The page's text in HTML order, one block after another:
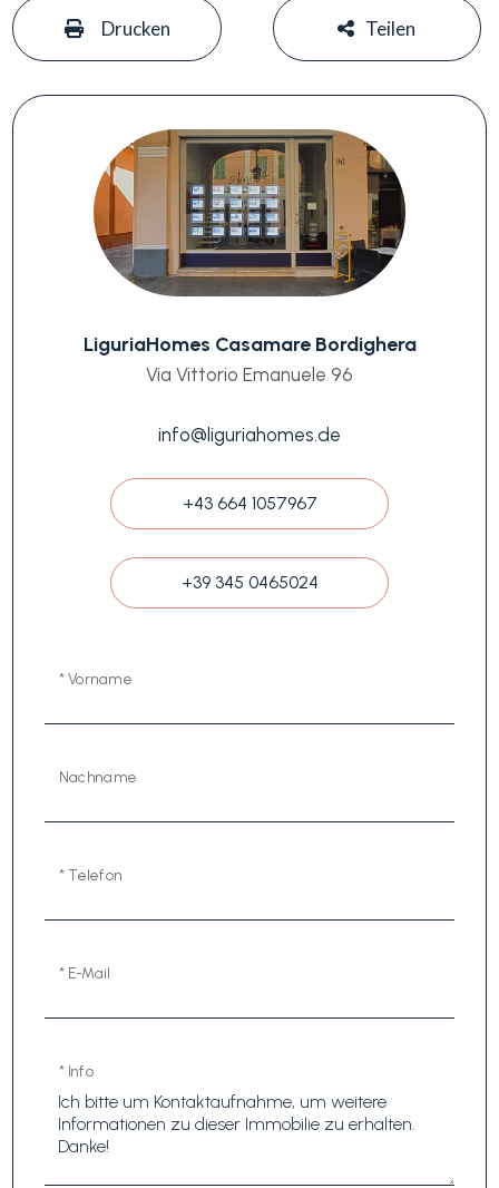
Drucken Teilen
LiguriaHomes Casamare Bordighera
Via Vittorio Emanuele 96
info@liguriahomes.de
+43 664 1057967
+39 345 0465024
* Vorname
Nachname
* Telefon
* E-Mail
* Info